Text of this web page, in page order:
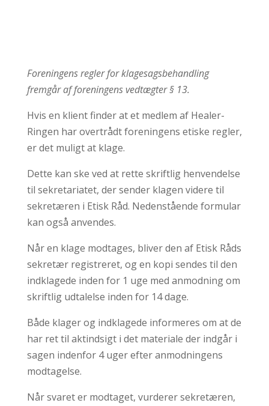
Foreningens regler for klagesagsbehandling
fremgår af foreningens vedtægter § 13.
Hvis en klient finder at et medlem af Healer-
Ringen har overtrådt foreningens etiske regler,
er det muligt at klage.
Dette kan ske ved at rette skriftlig henvendelse
til sekretariatet, der sender klagen videre til
sekretæren i Etisk Råd. Nedenstående formular
kan også anvendes.
Når en klage modtages, bliver den af Etisk Råds
sekretær registreret, og en kopi sendes til den
indklagede inden for 1 uge med anmodning om
skriftlig udtalelse inden for 14 dage.
Både klager og indklagede informeres om at de
har ret til aktindsigt i det materiale der indgår i
sagen indenfor 4 uger efter anmodningens
modtagelse.
Når svaret er modtaget, vurderer sekretæren,